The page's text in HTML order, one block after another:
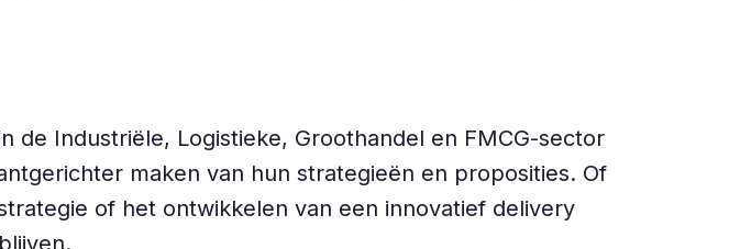
de Industriële, Logistieke, Groothandel en FMCG-sector
maken van hun strategieën en proposities. Of
of het ontwikkelen van een innovatief delivery